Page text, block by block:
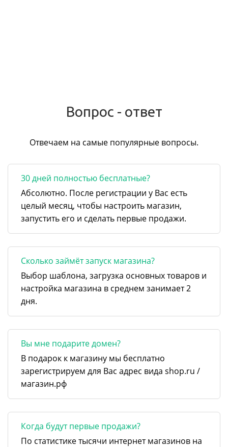
Вопрос - ответ
Отвечаем на самые популярные вопросы.
30 дней полностью бесплатные?
Абсолютно. После регистрации у Вас есть
целый месяц, чтобы настроить магазин,
запустить его и сделать первые продажи.
Сколько займёт запуск магазина?
Выбор шаблона, загрузка основных товаров и
настройка магазина в среднем занимает 2
дня.
Вы мне подарите домен?
В подарок к магазину мы бесплатно
зарегистрируем для Вас адрес вида shop.ru /
магазин.рф
Когда будут первые продажи?
По статистике тысячи интернет магазинов на